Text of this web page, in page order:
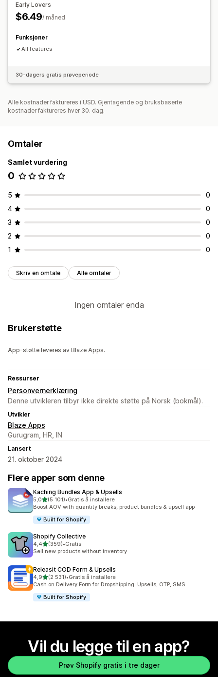
Early Lovers
$6.49/ måned
Funksjoner
All features
30-dagers gratis prøveperiode
Alle kostnader faktureres i USD. Gjentagende og bruksbaserte
kostnader faktureres hver 30. dag.
Omtaler
Samlet vurdering
0
5
0
4
0
3
0
2
0
1
0
Skriv en omtale Alle omtaler
Ingen omtaler enda
Brukerstøtte
App-støtte leveres av Blaze Apps.
Ressurser
Personvernerklæring
Denne utvikleren tilbyr ikke direkte støtte på Norsk (bokmål).
Utvikler
Blaze Apps
Gurugram, HR, IN
Lansert
21. oktober 2024
Flere apper som denne
Kaching Bundles App & Upsells
5,0av 5 stjerner
(5 101)
Totalt 5101 omtaler
•Gratis å installere
Boost AOV with quantity breaks, product bundles & upsell app
Built for Shopify
Shopify Collective
4,4av 5 stjerner
(359)
Totalt 359 omtaler
•Gratis
Sell new products without inventory
Releasit COD Form & Upsells
4,9av 5 stjerner
(2 531)
Totalt 2531 omtaler
•Gratis å installere
Cash on Delivery Form for Dropshipping: Upsells, OTP, SMS
Built for Shopify
Vil du legge til en app?
Prøv Shopify gratis i tre dager